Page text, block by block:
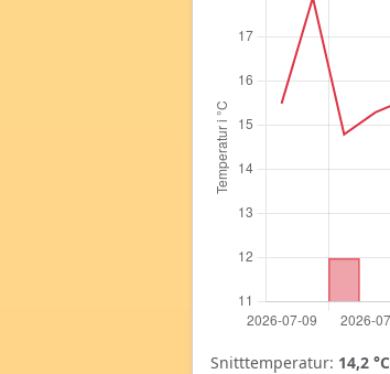
Snitttemperatur: 14,2 °C